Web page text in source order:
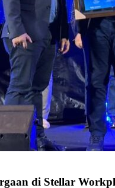
di Stellar